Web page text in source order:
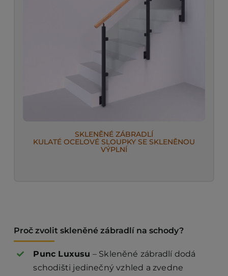
SKLENĚNÉ ZÁBRADLÍ
KULATÉ OCELOVÉ SLOUPKY SE SKLENĚNOU
VÝPLNÍ
Proč zvolit skleněné zábradlí na schody?
Punc Luxusu – Skleněné zábradlí dodá
schodišti jedinečný vzhled a zvedne